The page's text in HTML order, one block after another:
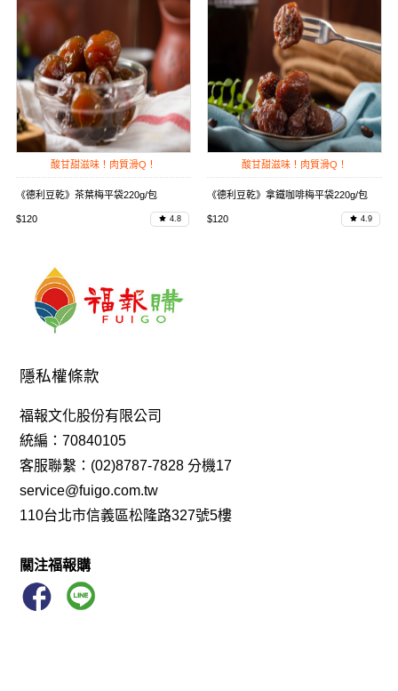
酸甘甜滋味！肉質滑Q！
《德利豆乾》茶葉梅平袋220g/包
$120 4.8
酸甘甜滋味！肉質滑Q！
《德利豆乾》拿鐵咖啡梅平袋220g/包
$120 4.9
隱私權條款
福報文化股份有限公司
統編：70840105
客服聯繫：(02)8787-7828 分機17
service@fuigo.com.tw
110台北市信義區松隆路327號5樓
關注福報購